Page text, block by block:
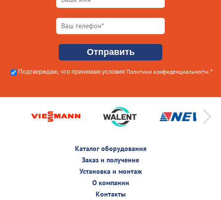
Подтверждаю, что принимаю условия Политики конфиденциальности.*
Каталог оборудования
Заказ и получение
Установка и монтаж
О компании
Контакты